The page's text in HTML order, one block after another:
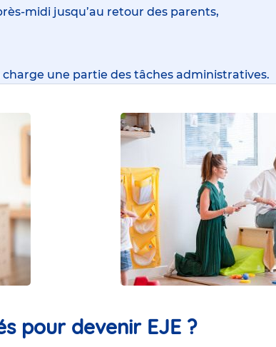
midi jusqu’au retour des parents,
charge une partie des tâches administratives.
pour devenir EJE ?